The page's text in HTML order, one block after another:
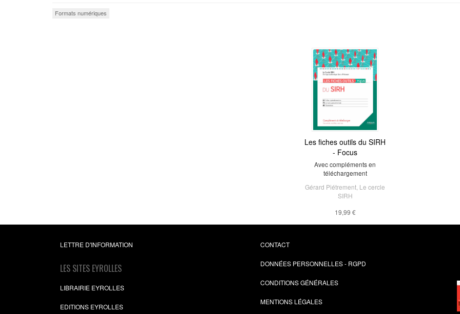
Formats numériques
Les fiches outils du SIRH
- Focus
Avec compléments en
téléchargement
Gérard Piétrement Le cercle
SIRH
19,99 €
LETTRE D'INFORMATION
LES SITES EYROLLES
LIBRAIRIE EYROLLES
EDITIONS EYROLLES
CONTACT
DONNÉES PERSONNELLES - RGPD
CONDITIONS GÉNÉRALES
MENTIONS LÉGALES